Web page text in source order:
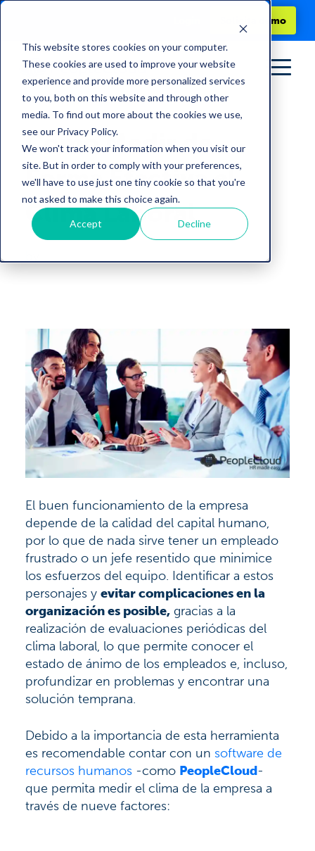
This website stores cookies on your computer.
These cookies are used to improve your website
experience and provide more personalized services
to you, both on this website and through other
media. To find out more about the cookies we use,
see our Privacy Policy.
We won't track your information when you visit our
site. But in order to comply with your preferences,
we'll have to use just one tiny cookie so that you're
not asked to make this choice again.
Accept Decline
Solicita demo
Cómo Medir de
Forma Efectiva el
Clima Laboral
El buen funcionamiento de la empresa
depende de la calidad del capital humano,
por lo que de nada sirve tener un empleado
frustrado o un jefe resentido que minimice
los esfuerzos del equipo. Identificar a estos
personajes y evitar complicaciones en la
organización es posible, gracias a la
realización de evaluaciones periódicas del
clima laboral, lo que permite conocer el
estado de ánimo de los empleados e, incluso,
profundizar en problemas y encontrar una
solución temprana.
Debido a la importancia de esta herramienta
es recomendable contar con un software de
recursos humanos -como PeopleCloud-
que permita medir el clima de la empresa a
través de nueve factores: